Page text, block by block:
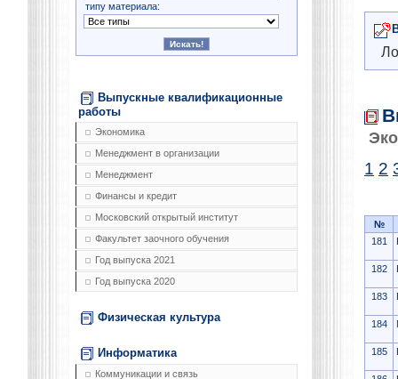
типу материала:
Выпускные квалификационные
работы
Экономика
Менеджмент в организации
Менеджмент
Финансы и кредит
Московский открытый институт
Факультет заочного обучения
Год выпуска 2021
Год выпуска 2020
Физическая культура
Информатика
Коммуникации и связь
1 2
№
181
182
183
184
185